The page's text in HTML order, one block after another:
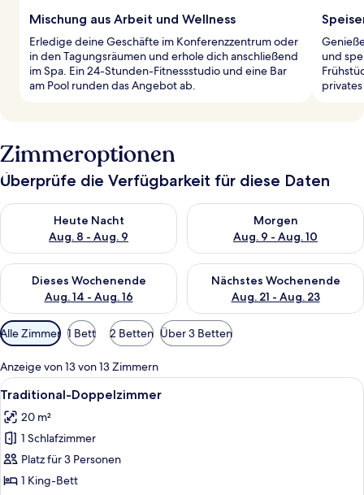
Mischung aus Arbeit und Wellness
Erledige deine Geschäfte im Konferenzzentrum oder
in den Tagungsräumen und erhole dich anschließend
im Spa. Ein 24-Stunden-Fitnessstudio und eine Bar
am Pool runden das Angebot ab.
und
Zimmeroptionen
Überprüfe die Verfügbarkeit für diese Daten
Heute Nacht
Aug. 8 - Aug. 9
Überprüfe die Verfügbarkeit für heute Nacht, Aug. 8 - Aug. 9.
Morgen
Aug. 9 - Aug. 10
Überprüfe die Verfügbarkeit
Dieses Wochenende
Aug. 14 - Aug. 16
Überprüfe die Verfügbarkeit für dieses Wochenende, Aug. 14
Nächstes Wochenende
Aug. 21 - Aug. 23
Überprüfe die Verfügbarkeit
Verfügbare
Filter
für
Zimmer
Alle Zimmer 1 Bett 2 Betten Über 3 Betten
Anzeige von 13 von 13 Zimmern
Alle
Fotos
für
Traditional-
Doppelzimmer
anzeigen
Ein Hotelzimmer mit einem großen
4
Traditional-Doppelzimmer
20 m²
1 Schlafzimmer
Platz für 3 Personen
1 King-Bett